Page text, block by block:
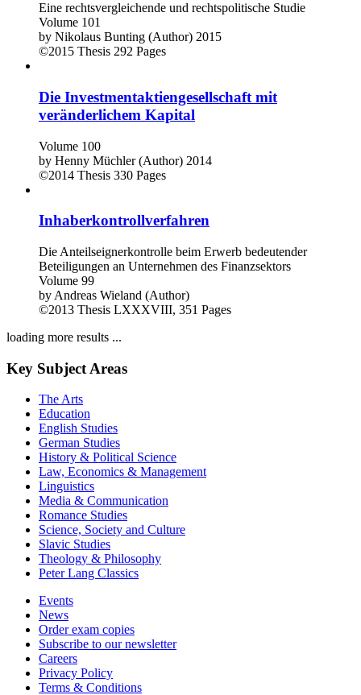
Eine rechtsvergleichende und rechtspolitische Studie
Volume 101
by Nikolaus Bunting (Author) 2015
©2015 Thesis 292 Pages
Die Investmentaktiengesellschaft mit
veränderlichem Kapital
Volume 100
by Henny Müchler (Author) 2014
©2014 Thesis 330 Pages
Inhaberkontrollverfahren
Die Anteilseignerkontrolle beim Erwerb bedeutender
Beteiligungen an Unternehmen des Finanzsektors
Volume 99
by Andreas Wieland (Author)
©2013 Thesis LXXXVIII, 351 Pages
loading more results ...
Key Subject Areas
The Arts
Education
English Studies
German Studies
History & Political Science
Law, Economics & Management
Linguistics
Media & Communication
Romance Studies
Science, Society and Culture
Slavic Studies
Theology & Philosophy
Peter Lang Classics
Events
News
Order exam copies
Subscribe to our newsletter
Careers
Privacy Policy
Terms & Conditions